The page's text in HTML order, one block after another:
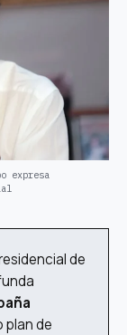
expresa
de
plan de